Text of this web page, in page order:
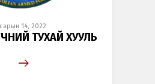
14, 2022
ТУХАЙ ХУУЛЬ